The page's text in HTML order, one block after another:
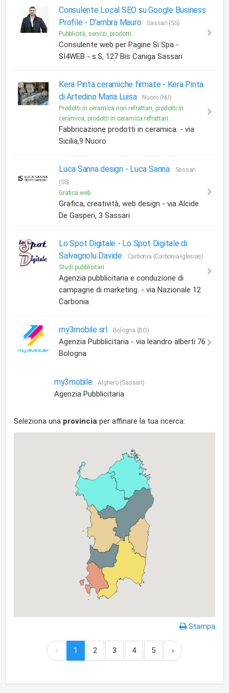
Consulente Local SEO su Google Business
Profile - D'ambra Mauro
Sassari (SS)
Pubblicità, servizi, prodotti
Consulente web per Pagine Si Spa -
SI4WEB - s.S, 127 Bis Caniga Sassari
Kera Pinta ceramiche firmate - Kera Pinta
di Artedino Maria Luisa
Nuoro (NU)
Prodotti in ceramica non refrattari, prodotti in
ceramica, prodotti in ceramica refrattari...
Fabbricazione prodotti in ceramica. - via
Sicilia,9 Nuoro
Luca Sanna design - Luca Sanna
Sassari
(SS)
Grafica web
Grafica, creatività, web design - via Alcide
De Gasperi, 3 Sassari
Lo Spot Digitale - Lo Spot Digitale di
Salvagnolu Davide
Carbonia (Carbonia-Iglesias)
Studi pubblicitari
Agenzia pubblicitaria e conduzione di
campagne di marketing. - via Nazionale 12
Carbonia
my3mobile srl Bologna (BO)
Agenzia Pubblicitaria - via leandro alberti 76
Bologna
my3mobile Alghero (Sassari)
Agenzia Pubblicitaria
Seleziona una provincia per affinare la tua ricerca:
Stampa
‹ 1 2 3 4 5 ›